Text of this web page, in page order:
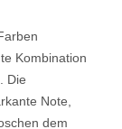
Kombination
Die
Note,
dem